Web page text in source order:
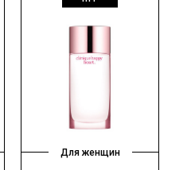
Для женщин